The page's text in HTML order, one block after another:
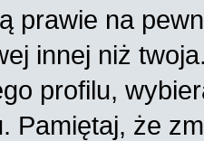
prawie na
innej niż
profilu,
Pamiętaj, że